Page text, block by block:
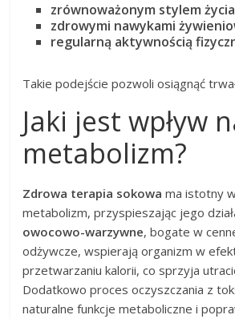
zrównoważonym stylem życia
zdrowymi nawykami
regularną aktywnością
Takie podejście pozwoli osiągnąć
Jaki jest wpływ
metabolizm?
Zdrowa terapia sokowa ma istotny
metabolizm, przyspieszając jego
owocowo-warzywne, bogate w
odżywcze, wspierają organizm w
przetwarzaniu kalorii, co sprzyja
Dodatkowo proces oczyszczania z
naturalne funkcje metaboliczne i